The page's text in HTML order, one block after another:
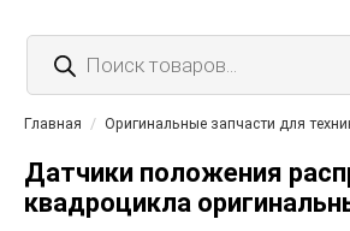
Поиск
товаров
Главная / Оригинальные запчасти для
Датчики положения
квадроцикла